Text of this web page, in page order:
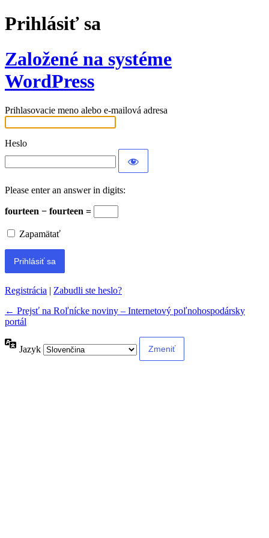
Prihlásiť sa
Založené na systéme
WordPress
Prihlasovacie meno alebo e-mailová adresa
Heslo
Please enter an answer in digits:
fourteen − fourteen =
Zapamätať
Registrácia | Zabudli ste heslo?
← Prejsť na Roľnícke noviny – Internetový poľnohospodársky
portál
Jazyk